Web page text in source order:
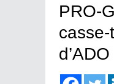
PRO-
d’ADO